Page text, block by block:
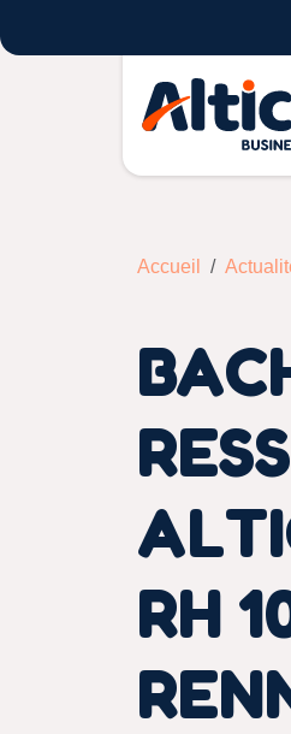
Accueil
RH